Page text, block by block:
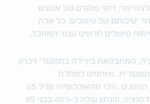
זיהוי מוקדם של אנשים
יעילותם של טיפולים. כל אלה
טיפולים חדשים עבור המחלה.
המתבטאת בירידה בתפקודי זיכרון
תפקודית, מיוחסים למחלת
האלצהיימר. לפי הנתונים, 13% מהאוכלוסייה מגיל 65
ומעלה סובלת מדמנציה, והנתון עולה ל-40% בבני 85